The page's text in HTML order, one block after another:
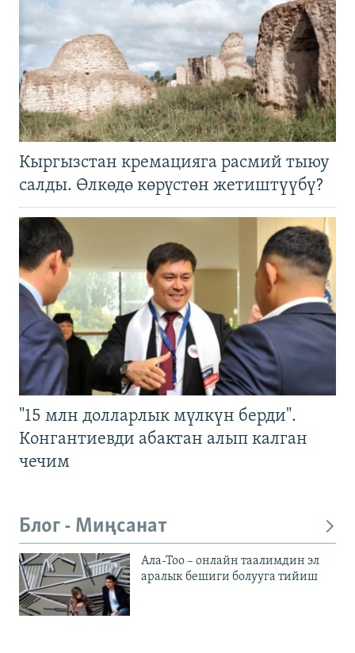
Кыргызстан кремацияга расмий тыюу
салды. Өлкөдө көрүстөн жетиштүүбү?
"15 млн долларлык мүлкүн берди".
Конгантиевди абактан алып калган
чечим
Блог - Миңсанат
Ала-Тоо – онлайн таалимдин эл
аралык бешиги болууга тийиш